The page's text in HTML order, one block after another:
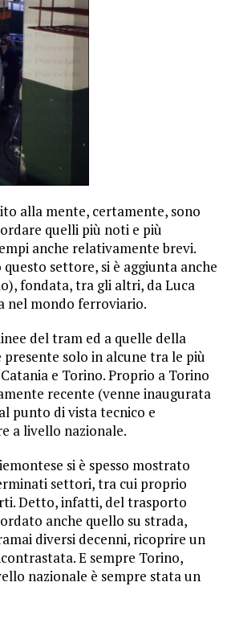
alla mente, certamente, sono
quelli più noti e più
anche relativamente brevi.
settore, si è aggiunta anche
fondata, tra gli altri, da Luca
nel mondo ferroviario.
del tram ed a quelle della
solo in alcune tra le più
e Torino. Proprio a Torino
recente (venne inaugurata
punto di vista tecnico e
a livello nazionale.
si è spesso mostrato
settori, tra cui proprio
Detto, infatti, del trasporto
anche quello su strada,
diversi decenni, ricoprire un
E sempre Torino,
nazionale è sempre stata un